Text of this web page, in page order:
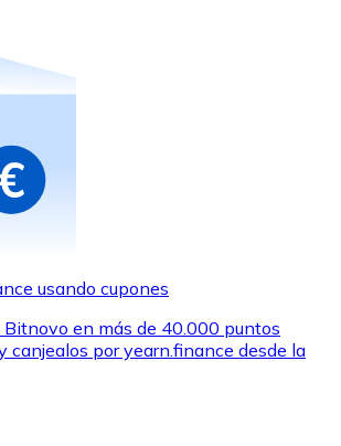
regalo de tus marcas favoritas con
tarjetas regalo
usando cupones
Bitnovo en más de 40.000 puntos
canjealos por yearn.finance desde la